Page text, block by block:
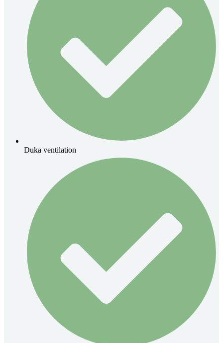
Duka ventilation